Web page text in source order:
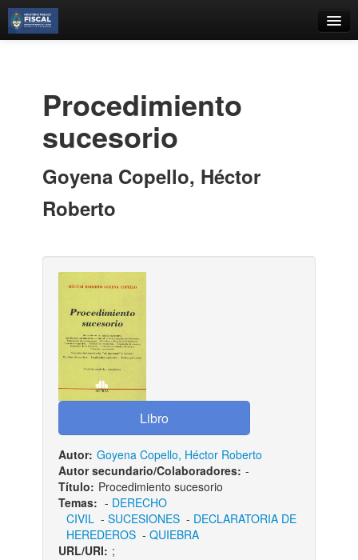
Estantes Virtuales
Contacto
Procedimiento
sucesorio
Goyena Copello, Héctor
Roberto
Autor: Goyena Copello, Héctor Roberto
Autor secundario/Colaboradores: -
Título: Procedimiento sucesorio
Temas: - DERECHO
CIVIL- SUCESIONES- DECLARATORIA DE
HEREDEROS- QUIEBRA
URL/URI: ;